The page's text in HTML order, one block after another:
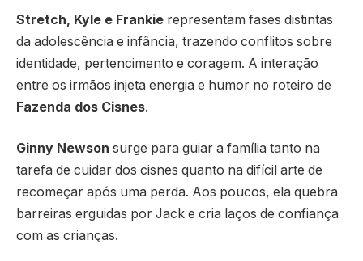
Stretch, Kyle e Frankie representam fases distintas
da adolescência e infância, trazendo conflitos sobre
identidade, pertencimento e coragem. A interação
entre os irmãos injeta energia e humor no roteiro de
Fazenda dos Cisnes.
Ginny Newson surge para guiar a família tanto na
tarefa de cuidar dos cisnes quanto na difícil arte de
recomeçar após uma perda. Aos poucos, ela quebra
barreiras erguidas por Jack e cria laços de confiança
com as crianças.